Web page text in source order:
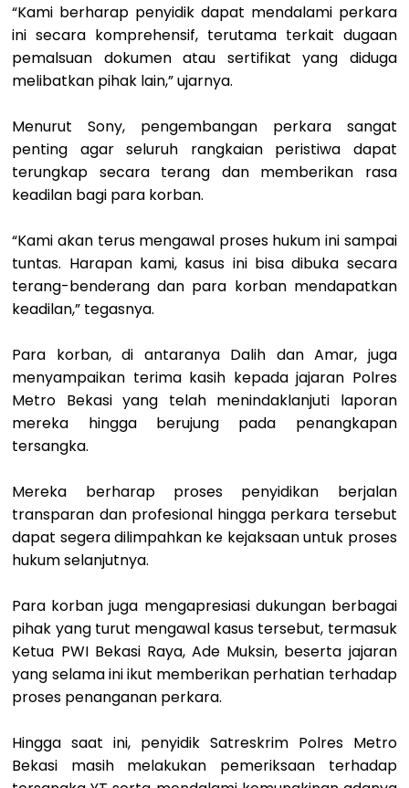
“Kami berharap penyidik dapat mendalami perkara
ini secara komprehensif, terutama terkait dugaan
pemalsuan dokumen atau sertifikat yang diduga
melibatkan pihak lain,” ujarnya.
Menurut Sony, pengembangan perkara sangat
penting agar seluruh rangkaian peristiwa dapat
terungkap secara terang dan memberikan rasa
keadilan bagi para korban.
“Kami akan terus mengawal proses hukum ini sampai
tuntas. Harapan kami, kasus ini bisa dibuka secara
terang-benderang dan para korban mendapatkan
keadilan,” tegasnya.
Para korban, di antaranya Dalih dan Amar, juga
menyampaikan terima kasih kepada jajaran Polres
Metro Bekasi yang telah menindaklanjuti laporan
mereka hingga berujung pada penangkapan
tersangka.
Mereka berharap proses penyidikan berjalan
transparan dan profesional hingga perkara tersebut
dapat segera dilimpahkan ke kejaksaan untuk proses
hukum selanjutnya.
Para korban juga mengapresiasi dukungan berbagai
pihak yang turut mengawal kasus tersebut, termasuk
Ketua PWI Bekasi Raya, Ade Muksin, beserta jajaran
yang selama ini ikut memberikan perhatian terhadap
proses penanganan perkara.
Hingga saat ini, penyidik Satreskrim Polres Metro
Bekasi masih melakukan pemeriksaan terhadap